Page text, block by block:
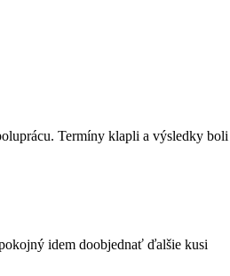
Termíny klapli a výsledky
idem doobjednať ďalšie kusi